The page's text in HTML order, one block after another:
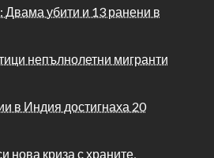
Двама убити и 13 ранени в
непълнолетни мигранти
в Индия достигнаха 20
нова криза с храните,